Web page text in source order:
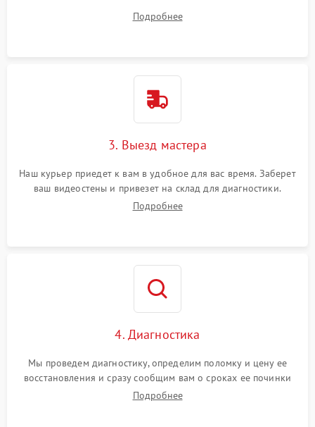
Подробнее
3. Выезд мастера
Наш курьер приедет к вам в удобное для вас время. Заберет
ваш видеостены и привезет на склад для диагностики.
Подробнее
4. Диагностика
Мы проведем диагностику, определим поломку и цену ее
восстановления и сразу сообщим вам о сроках ее починки
Подробнее